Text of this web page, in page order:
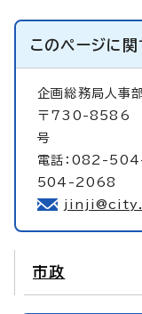
このページに関
企画総務局人事
〒730-8586
号
電話：082-
504-2068
市政